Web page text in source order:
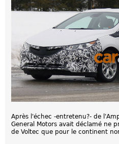
c
e
Après l'échec -entretenu?- de
General Motors avait déclamé ne
de Voltec que pour le continent